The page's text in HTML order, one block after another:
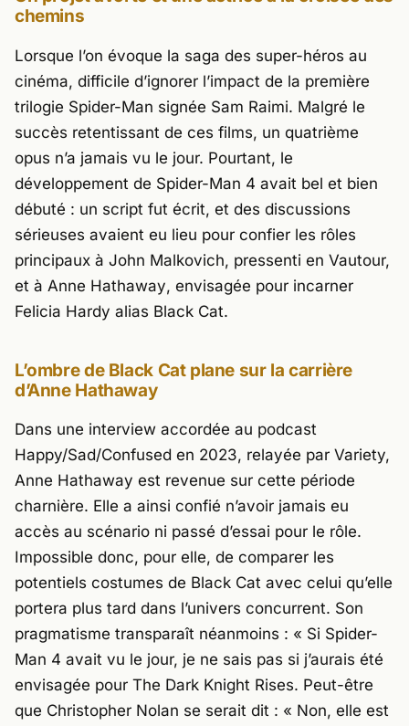
chemins
Lorsque l’on évoque la saga des super-héros au
cinéma, difficile d’ignorer l’impact de la première
trilogie Spider-Man signée Sam Raimi. Malgré le
succès retentissant de ces films, un quatrième
opus n’a jamais vu le jour. Pourtant, le
développement de Spider-Man 4 avait bel et bien
débuté : un script fut écrit, et des discussions
sérieuses avaient eu lieu pour confier les rôles
principaux à John Malkovich, pressenti en Vautour,
et à Anne Hathaway, envisagée pour incarner
Felicia Hardy alias Black Cat.
L’ombre de Black Cat plane sur la carrière
d’Anne Hathaway
Dans une interview accordée au podcast
Happy/Sad/Confused en 2023, relayée par Variety,
Anne Hathaway est revenue sur cette période
charnière. Elle a ainsi confié n’avoir jamais eu
accès au scénario ni passé d’essai pour le rôle.
Impossible donc, pour elle, de comparer les
potentiels costumes de Black Cat avec celui qu’elle
portera plus tard dans l’univers concurrent. Son
pragmatisme transparaît néanmoins : « Si Spider-
Man 4 avait vu le jour, je ne sais pas si j’aurais été
envisagée pour The Dark Knight Rises. Peut-être
que Christopher Nolan se serait dit : « Non, elle est